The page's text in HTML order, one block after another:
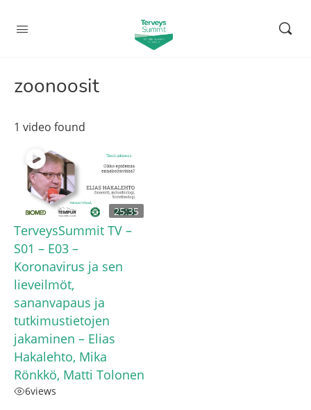
zoonoosit
1 video found
25:35
TerveysSummit TV –
S01 – E03 –
Koronavirus ja sen
lieveilmöt,
sananvapaus ja
tutkimustietojen
jakaminen – Elias
Hakalehto, Mika
Rönkkö, Matti Tolonen
6views